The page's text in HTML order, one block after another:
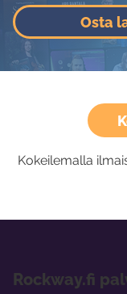
Osta
Kokeilemalla
Rockway.fi